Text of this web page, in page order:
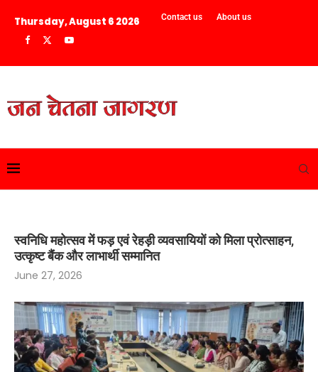
Thursday, August 6 2026 Contact us About us
स्वनिधि महोत्सव में फड़ एवं रेहड़ी व्यवसायियों को मिला प्रोत्साहन,
उत्कृष्ट बैंक और लाभार्थी सम्मानित
June 27, 2026